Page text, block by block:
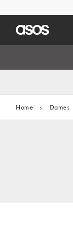
Home › Dames